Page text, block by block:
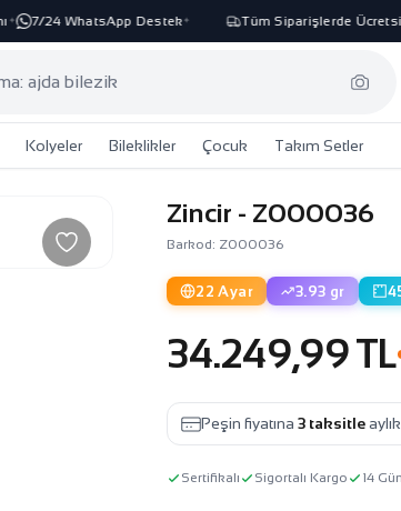
7/24 WhatsApp Destek✦ Tüm Siparişlerde Ücretsiz
Kolyeler Bileklikler Çocuk Takım Setler
Zincir - Z000036
Barkod: Z000036
22 Ayar 3.93 gr
34.249,99 TL
Peşin fiyatına3 taksitle aylık
Sertifikalı Sigortalı Kargo 14